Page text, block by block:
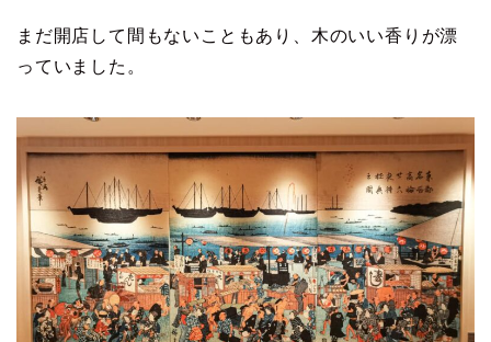
まだ開店して間もないこともあり、木のいい香りが漂
っていました。